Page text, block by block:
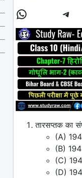
तारसप्तक का
(A)
(B)
(C)
(D)